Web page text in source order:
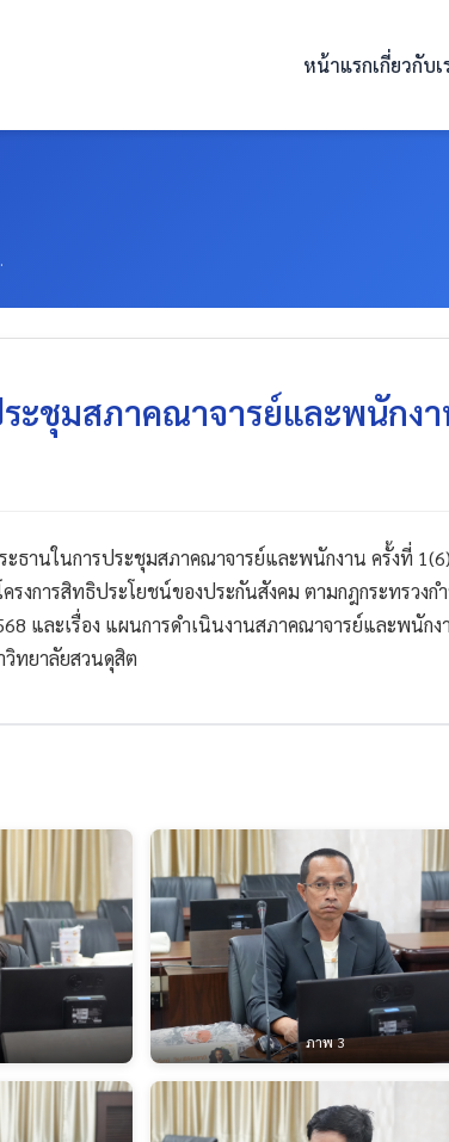
หน้าแรกเกี่ยวกับเ
ะชุมสภาคณาจารย์และพนักง
านในการประชุมสภาคณาจารย์และพนักงาน ครั้งที่
รงการสิทธิประโยชน์ของประกันสังคม ตามกฎกระทรว
และเรื่อง แผนการดำเนินงานสภาคณาจารย์และพนักง
ทยาลัยสวนดุสิต
ภาพ 3